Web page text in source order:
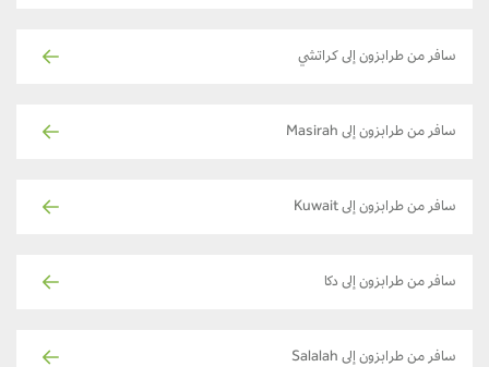
سافر من طرابزون إلى كراتشي
سافر من طرابزون إلى Masirah
سافر من طرابزون إلى Kuwait
سافر من طرابزون إلى دكا
سافر من طرابزون إلى Salalah